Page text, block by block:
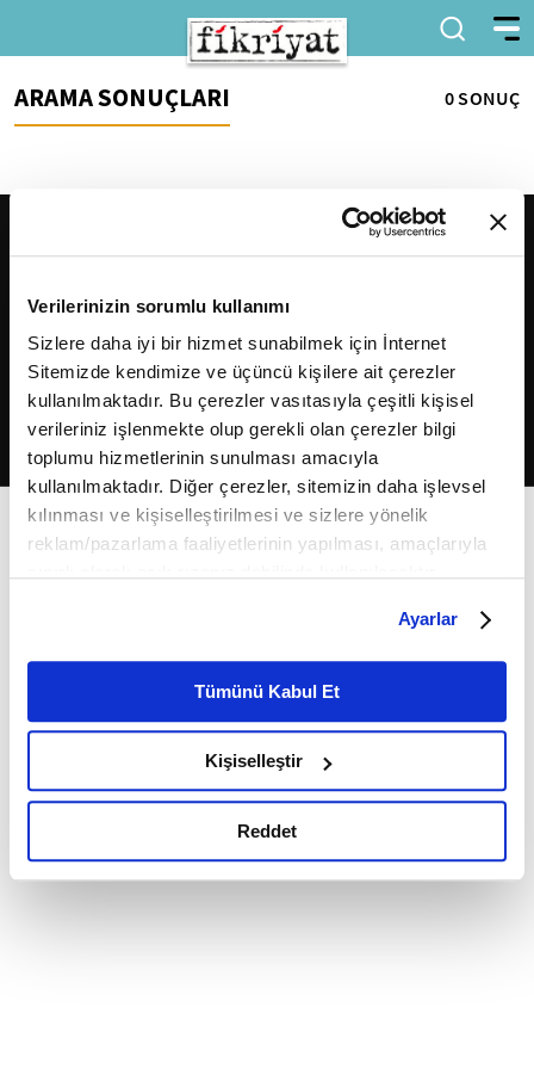
Verilerinizin sorumlu kullanımı
Sizlere daha iyi bir hizmet sunabilmek için İnternet
Sitemizde kendimize ve üçüncü kişilere ait çerezler
kullanılmaktadır. Bu çerezler vasıtasıyla çeşitli kişisel
verileriniz işlenmekte olup gerekli olan çerezler bilgi
toplumu hizmetlerinin sunulması amacıyla
kullanılmaktadır. Diğer çerezler, sitemizin daha işlevsel
kılınması ve kişiselleştirilmesi ve sizlere yönelik
reklam/pazarlama faaliyetlerinin yapılması, amaçlarıyla
belirleyebilirsiniz. Çerezlere ilişkin detaylı bilgi için
Ayarlar butonuna tıklayabilir,Çerez Bilgilendirme
Metnimizi ziyaret edebilirsiniz.
6698 sayılı Kişisel Verilerin Korunması Kanunu uyarınca
okumak ve sitemizi ziyaretiniz kapsamında
gerçekleştirilen veri işleme faaliyetleri ile ilgili daha
detaylı bilgi almak için lütfentıklayınız.
Ayarlar
Tümünü Kabul Et
Kişiselleştir
Reddet
ARAMA SONUÇLARI 0 SONUÇ
2026Fikriyat. Tüm hakları saklıdır.